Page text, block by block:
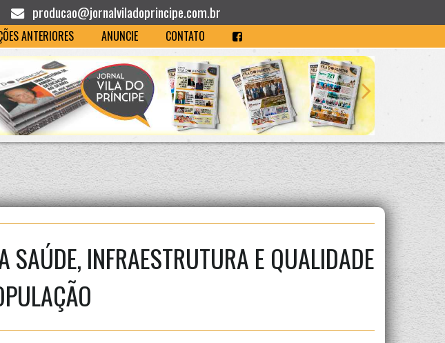
producao@jornalviladoprincipe.com.br
ANTERIORES ANUNCIE CONTATO
INFRAESTRUTURA E QUALIDADE